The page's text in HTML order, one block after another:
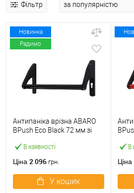
Фільтр
Новинка
Радимо
В наявності
Антипаніка врізна ABARO
BPush Eco Black 72 мм зі
Ціна 2 096 грн.
У кошик
В
Ціна